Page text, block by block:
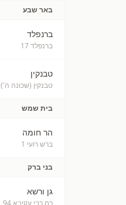
באר שבע
ברנפלד
ברנפלד 17
טבנקין
טבנקין (שכונה ה') 76
בית שמש
הר חומה
ברש רועי 1
בני ברק
גן ורשא
רח רבי עקיבא 94